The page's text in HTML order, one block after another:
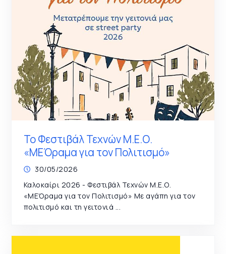
Το Φεστιβάλ Τεχνών Μ.Ε.Ο.
«ΜΕΌραμα για τον Πολιτισμό»
30/05/2026
Καλοκαίρι 2026 - Φεστιβάλ Τεχνών Μ.Ε.Ο.
«ΜΕΌραμα για τον Πολιτισμό» Με αγάπη για τον
πολιτισμό και τη γειτονιά ...